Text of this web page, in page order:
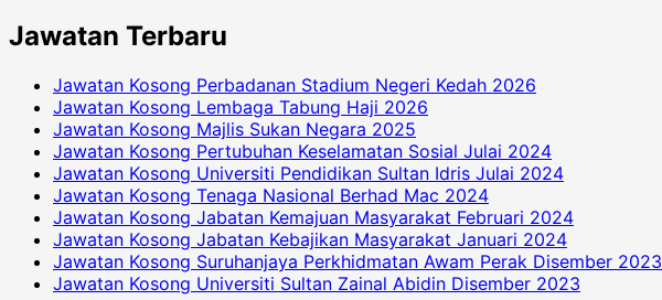
Jawatan Terbaru
Jawatan Kosong Perbadanan Stadium Negeri Kedah 2026
Jawatan Kosong Lembaga Tabung Haji 2026
Jawatan Kosong Majlis Sukan Negara 2025
Jawatan Kosong Pertubuhan Keselamatan Sosial Julai 2024
Jawatan Kosong Universiti Pendidikan Sultan Idris Julai 2024
Jawatan Kosong Tenaga Nasional Berhad Mac 2024
Jawatan Kosong Jabatan Kemajuan Masyarakat Februari 2024
Jawatan Kosong Jabatan Kebajikan Masyarakat Januari 2024
Jawatan Kosong Suruhanjaya Perkhidmatan Awam Perak Disember 2023
Jawatan Kosong Universiti Sultan Zainal Abidin Disember 2023